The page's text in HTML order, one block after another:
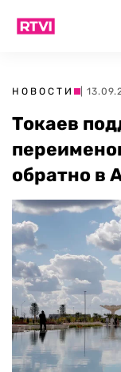
НОВОСТИ |
Токаев
обратно в